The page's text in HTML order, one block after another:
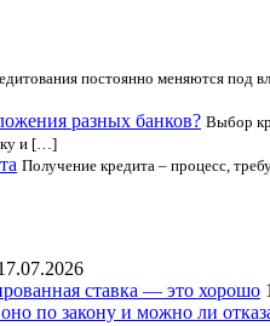
постоянно меняются под
разных банков? Выбор
и […]
Получение кредита – процесс,
ставка — это хорошо
по закону и можно ли